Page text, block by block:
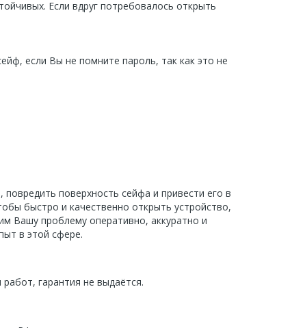
Если вдруг потребовалось открыть
если Вы не помните пароль, так как это не
поверхность сейфа и привести его в
быстро и качественно открыть устройство,
Вашу проблему оперативно, аккуратно и
в этой сфере.
гарантия не выдаётся.